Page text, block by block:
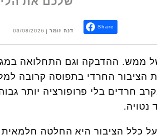
Share
דנה זומר 03/08/2026
ממש. ההדבקה וגם התחלואה
הציבור החרדי בתפוסה קרובה
חרדים בלי פרופורציה יותר
נטויה.
כלל הציבור היא החלטה חלמאית